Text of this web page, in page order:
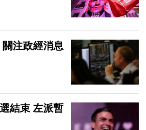
注政經消息
結束 左派暫